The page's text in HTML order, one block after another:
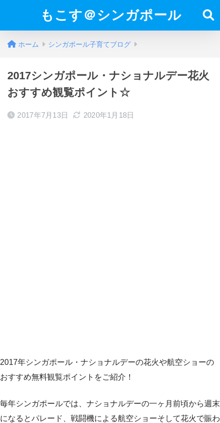
もこす＠シンガポール
ホーム シンガポール子育てブログ
2017シンガポール・ナショナルデー花火
おすすめ観覧ポイント☆
2017年7月13日 2020年1月18日
2017年シンガポール・ナショナルデーの花火や航空ショーの
おすすめ無料観覧ポイントをご紹介！
毎年シンガポールでは、ナショナルデーの一ヶ月前頃から週末
になるとパレード、戦闘機による航空ショーそして花火で賑わ